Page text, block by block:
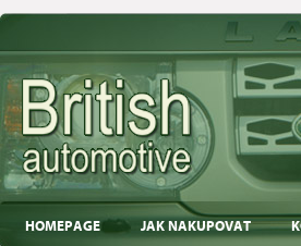
HOMEPAGE JAK NAKUPOVAT